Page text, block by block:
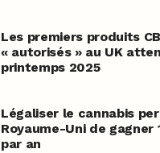
Les premiers produits
« autorisés » au UK
printemps 2025
Légaliser le cannabis
Royaume-Uni de gagner
par an